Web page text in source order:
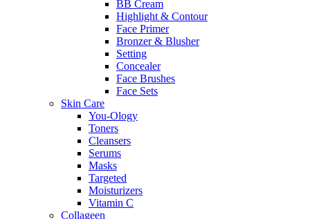
BB Cream
Highlight & Contour
Face Primer
Bronzer & Blusher
Setting
Concealer
Face Brushes
Face Sets
Skin Care
You-Ology
Toners
Cleansers
Serums
Masks
Targeted
Moisturizers
Vitamin C
Collageen